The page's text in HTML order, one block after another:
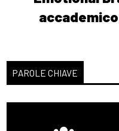
PAROLE CHIAVE